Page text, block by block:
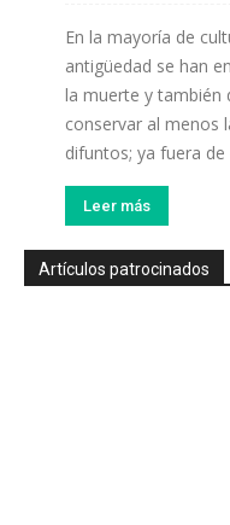
En la mayoría de
antigüedad se han
la muerte y también
conservar al menos
difuntos; ya fuera de
Leer más
Artículos patrocinados